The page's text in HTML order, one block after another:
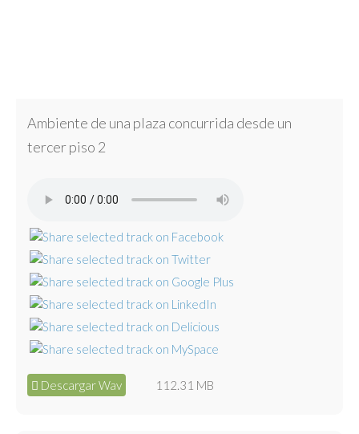
Ambiente de una plaza concurrida desde un
tercer piso 2
Descargar Wav 112.31 MB